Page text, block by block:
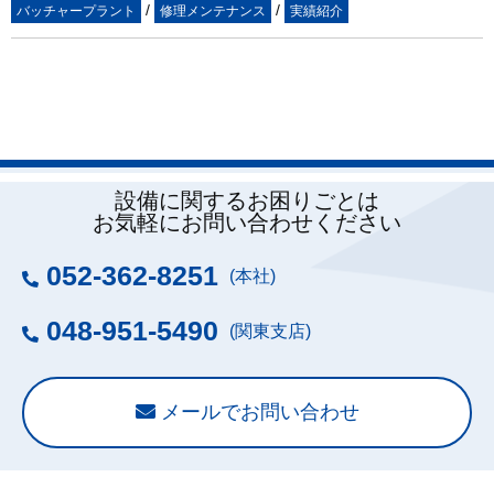
バッチャープラント / 修理メンテナンス / 実績紹介
設備に関するお困りごとは
お気軽にお問い合わせください
052-362-8251 (本社)
048-951-5490 (関東支店)
メールでお問い合わせ